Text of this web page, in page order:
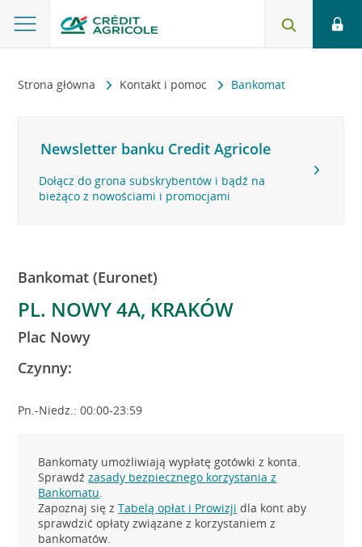
Strona główna Kontakt i pomoc Bankomat
Newsletter banku Credit Agricole
Dołącz do grona subskrybentów i bądź na
bieżąco z nowościami i promocjami
Bankomat (Euronet)
PL. NOWY 4A, KRAKÓW
Plac Nowy
Czynny:
Pn.-Niedz.: 00:00-23:59
Bankomaty umożliwiają wypłatę gotówki z konta.
Sprawdźzasady bezpiecznego korzystania z
Bankomatu.
Zapoznaj się zTabelą opłat i Prowizji dla kont aby
sprawdzić opłaty związane z korzystaniem z
bankomatów.